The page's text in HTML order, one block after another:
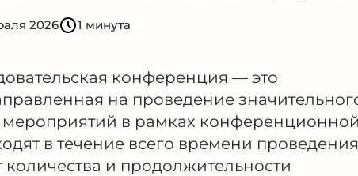
2026 1 минута
конференция — это
на проведение
в рамках конференционной
в течение всего времени проведения
и продолжительности